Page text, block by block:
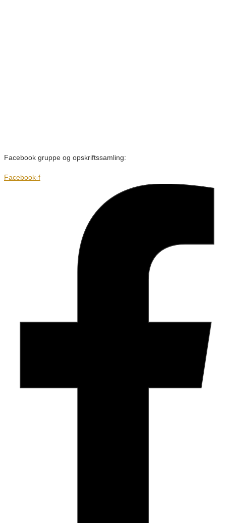
Facebook gruppe og opskriftssamling:
Facebook-f